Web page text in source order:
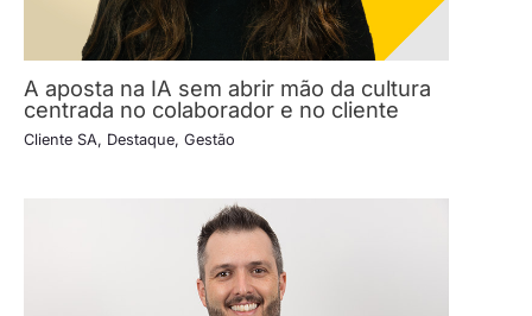
A aposta na IA sem abrir mão da cultura
centrada no colaborador e no cliente
Cliente SA, Destaque, Gestão